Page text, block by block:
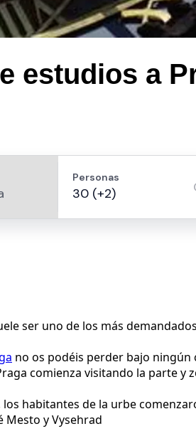
estudios a
ser uno de los más
no os podéis perder bajo ningún
comienza visitando la parte y
habitantes de la urbe
Mesto y Vysehrad